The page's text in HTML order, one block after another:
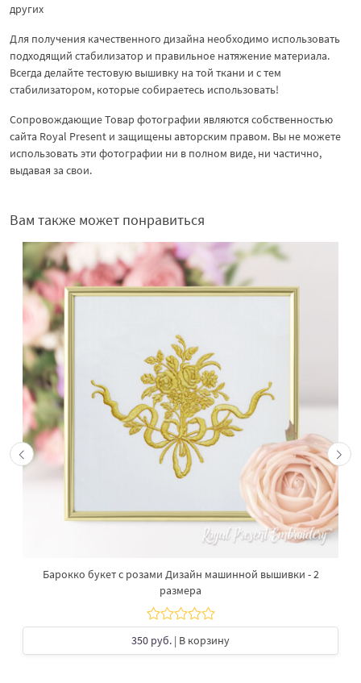
других
Для получения качественного дизайна необходимо использовать
подходящий стабилизатор и правильное натяжение материала.
Всегда делайте тестовую вышивку на той ткани и с тем
стабилизатором, которые собираетесь использовать!
Сопровождающие Товар фотографии являются собственностью
сайта Royal Present и защищены авторским правом. Вы не можете
использовать эти фотографии ни в полном виде, ни частично,
выдавая за свои.
Вам также может понравиться
Барокко букет с розами Дизайн машинной вышивки - 2
размера
350 руб. | В корзину